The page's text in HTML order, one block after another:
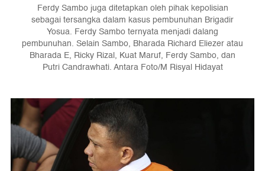
Ferdy Sambo juga ditetapkan oleh pihak kepolisian
sebagai tersangka dalam kasus pembunuhan Brigadir
Yosua. Ferdy Sambo ternyata menjadi dalang
pembunuhan. Selain Sambo, Bharada Richard Eliezer atau
Bharada E, Ricky Rizal, Kuat Maruf, Ferdy Sambo, dan
Putri Candrawhati. Antara Foto/M Risyal Hidayat